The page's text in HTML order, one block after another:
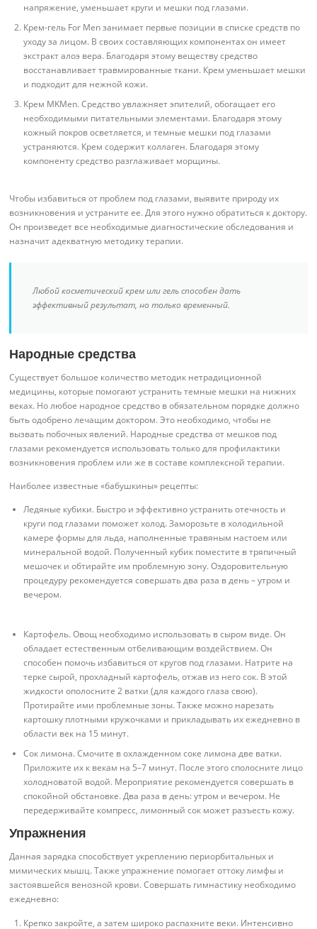
напряжение, уменьшает круги и мешки под глазами.
Крем-гель For Men занимает первые позиции в списке средств по
уходу за лицом. В своих составляющих компонентах он имеет
экстракт алоэ вера. Благодаря этому веществу средство
восстанавливает травмированные ткани. Крем уменьшает мешки
и подходит для нежной кожи.
Крем MKMen. Средство увлажняет эпителий, обогащает его
необходимыми питательными элементами. Благодаря этому
кожный покров осветляется, и темные мешки под глазами
устраняются. Крем содержит коллаген. Благодаря этому
компоненту средство разглаживает морщины.
Чтобы избавиться от проблем под глазами, выявите природу их
возникновения и устраните ее. Для этого нужно обратиться к доктору.
Он произведет все необходимые диагностические обследования и
назначит адекватную методику терапии.
Любой косметический крем или гель способен дать
эффективный результат, но только временный.
Народные средства
Существует большое количество методик нетрадиционной
медицины, которые помогают устранить темные мешки на нижних
веках. Но любое народное средство в обязательном порядке должно
быть одобрено лечащим доктором. Это необходимо, чтобы не
вызвать побочных явлений. Народные средства от мешков под
глазами рекомендуется использовать только для профилактики
возникновения проблем или же в составе комплексной терапии.
Наиболее известные «бабушкины» рецепты:
Ледяные кубики. Быстро и эффективно устранить отечность и
круги под глазами поможет холод. Заморозьте в холодильной
камере формы для льда, наполненные травяным настоем или
минеральной водой. Полученный кубик поместите в тряпичный
мешочек и обтирайте им проблемную зону. Оздоровительную
процедуру рекомендуется совершать два раза в день – утром и
вечером.
Картофель. Овощ необходимо использовать в сыром виде. Он
обладает естественным отбеливающим воздействием. Он
способен помочь избавиться от кругов под глазами. Натрите на
терке сырой, прохладный картофель, отжав из него сок. В этой
жидкости ополосните 2 ватки (для каждого глаза свою).
Протирайте ими проблемные зоны. Также можно нарезать
картошку плотными кружочками и прикладывать их ежедневно в
области век на 15 минут.
Сок лимона. Смочите в охлажденном соке лимона две ватки.
Приложите их к векам на 5–7 минут. После этого сполосните лицо
холодноватой водой. Мероприятие рекомендуется совершать в
спокойной обстановке. Два раза в день: утром и вечером. Не
передерживайте компресс, лимонный сок может разъесть кожу.
Упражнения
Данная зарядка способствует укреплению периорбитальных и
мимических мышц. Также упражнение помогает оттоку лимфы и
застоявшейся венозной крови. Совершать гимнастику необходимо
ежедневно:
Крепко закройте, а затем широко распахните веки. Интенсивно